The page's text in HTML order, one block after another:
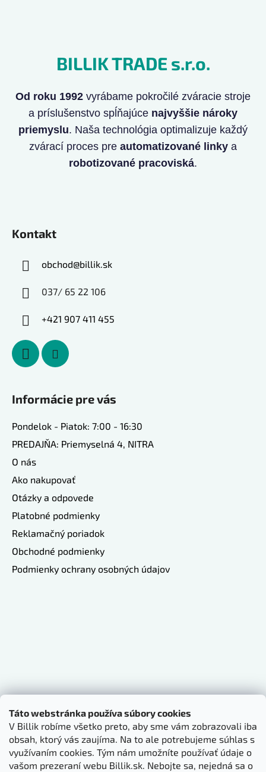
Táto webstránka používa súbory cookies
V Billik robíme všetko preto, aby sme vám zobrazovali iba
obsah, ktorý vás zaujíma. Na to ale potrebujeme súhlas s
využívaním cookies. Tým nám umožníte používať údaje o
vašom prezeraní webu Billik.sk. Nebojte sa, nejedná sa o
BILLIK TRADE s.r.o.
Od roku 1992 vyrábame pokročilé zváracie stroje
a príslušenstvo spĺňajúce najvyššie nároky
priemyslu. Naša technológia optimalizuje každý
zvárací proces pre automatizované linky a
robotizované pracoviská.
Kontakt
obchod@billik.sk
037/ 65 22 106
+421 907 411 455
Informácie pre vás
Pondelok - Piatok: 7:00 - 16:30
PREDAJŇA: Priemyselná 4, NITRA
O nás
Ako nakupovať
Otázky a odpovede
Platobné podmienky
Reklamačný poriadok
Obchodné podmienky
Podmienky ochrany osobných údajov